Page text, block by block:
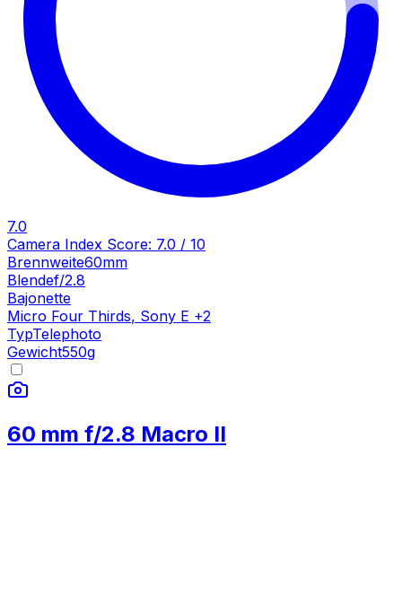
7.0
Camera Index Score: 7.0 / 10
Brennweite60mm
Blendef/2.8
Bajonette
Micro Four Thirds, Sony E +2
TypTelephoto
Gewicht550g
60 mm f/2.8 Macro II